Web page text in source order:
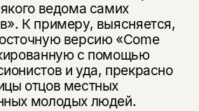
ведома самих
К примеру, выясняется,
версию «Come
с помощью
и уда, прекрасно
отцов местных
молодых людей.